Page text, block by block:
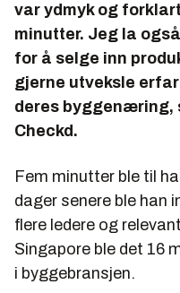
var ydmyk og
minutter. Jeg la
for å selge inn
gjerne utveksle
deres byggenæring,
Checkd.
Fem minutter ble til
dager senere ble han
flere ledere og
Singapore ble det 16
i byggebransjen.